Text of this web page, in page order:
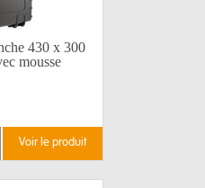
430 x 300
mousse
voir le produit